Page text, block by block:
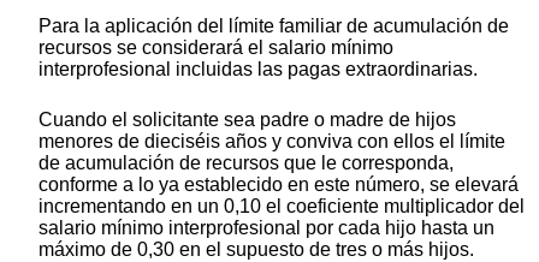
Para la aplicación del límite familiar de acumulación de
recursos se considerará el salario mínimo
interprofesional incluidas las pagas extraordinarias.
Cuando el solicitante sea padre o madre de hijos
menores de dieciséis años y conviva con ellos el límite
de acumulación de recursos que le corresponda,
conforme a lo ya establecido en este número, se elevará
incrementando en un 0,10 el coeficiente multiplicador del
salario mínimo interprofesional por cada hijo hasta un
máximo de 0,30 en el supuesto de tres o más hijos.